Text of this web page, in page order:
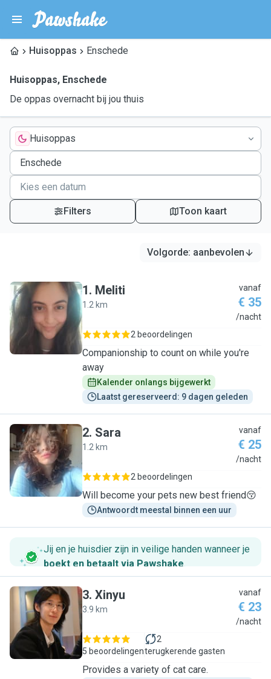
Huisoppas Enschede
Huisoppas, Enschede
De oppas overnacht bij jou thuis
Huisoppas
Filters Toon kaart
Volgorde: aanbevolen
M
1. Meliti
1.2 km
vanaf
€ 35
/nacht
2 beoordelingen
Companionship to count on while you're
away
Kalender onlangs bijgewerkt
Laatst gereserveerd: 9 dagen geleden
S
2. Sara
1.2 km
vanaf
€ 25
/nacht
2 beoordelingen
Will become your pets new best friend😚
Antwoordt meestal binnen een uur
Jij en je huisdier zijn in veilige handen wanneer je
boekt en betaalt via Pawshake.
X
3. Xinyu
3.9 km
vanaf
€ 23
/nacht
5 beoordelingen
2
terugkerende gasten
Provides a variety of cat care.